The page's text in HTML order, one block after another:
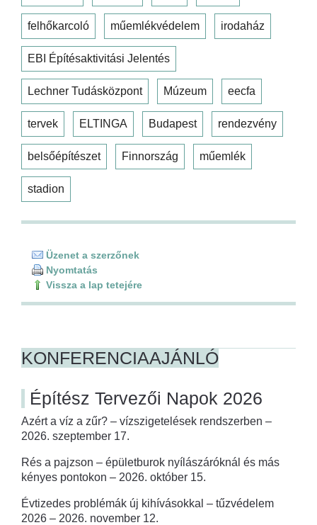
felhőkarcoló műemlékvédelem irodaház
EBI Építésaktivitási Jelentés
Lechner Tudásközpont Múzeum eecfa
tervek ELTINGA Budapest rendezvény
belsőépítészet Finnország műemlék
stadion
Üzenet a szerzőnek
Nyomtatás
Vissza a lap tetejére
KONFERENCIAAJÁNLÓ
Építész Tervezői Napok 2026
Azért a víz a zűr? – vízszigetelések rendszerben –
2026. szeptember 17.
Rés a pajzson – épületburok nyílászáróknál és más
kényes pontokon – 2026. október 15.
Évtizedes problémák új kihívásokkal – tűzvédelem
2026 – 2026. november 12.